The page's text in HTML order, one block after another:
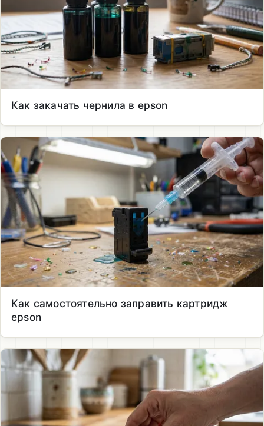
Как закачать чернила в epson
Как самостоятельно заправить картридж
epson